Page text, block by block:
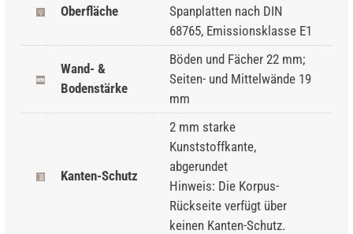
Oberfläche
Spanplatten nach DIN
68765, Emissionsklasse E1
Wand- &
Bodenstärke
Böden und Fächer 22 mm;
Seiten- und Mittelwände 19
mm
Kanten-Schutz
2 mm starke
Kunststoffkante,
abgerundet
Hinweis: Die Korpus-
Rückseite verfügt über
keinen Kanten-Schutz.